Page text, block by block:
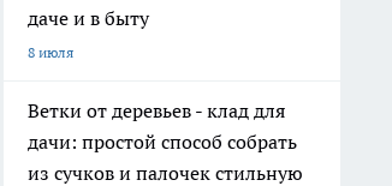
даче и в быту
8 июля
Ветки от деревьев - клад для
дачи: простой способ собрать
из сучков и палочек стильную